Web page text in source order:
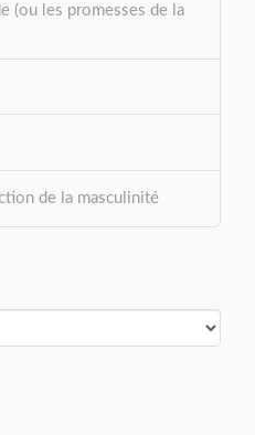
(ou les promesses de la
de la masculinité